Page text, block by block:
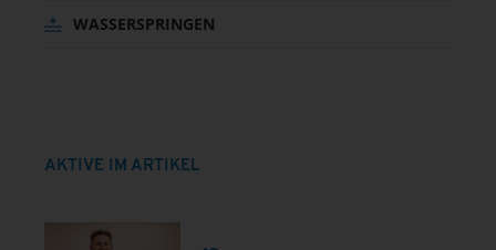
WASSERSPRINGEN
AKTIVE IM ARTIKEL